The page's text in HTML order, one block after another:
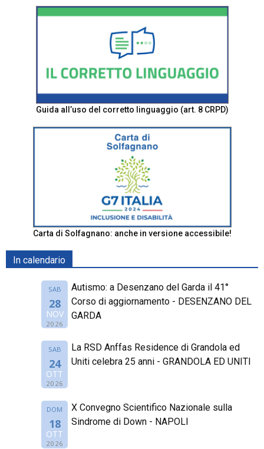
Guida all’uso del corretto linguaggio (art. 8 CRPD)
Carta di Solfagnano: anche in versione accessibile!
In calendario
SAB
28
NOV
2026
Autismo: a Desenzano del Garda il 41°
Corso di aggiornamento - DESENZANO DEL
GARDA
SAB
24
OTT
2026
La RSD Anffas Residence di Grandola ed
Uniti celebra 25 anni - GRANDOLA ED UNITI
DOM
18
OTT
2026
X Convegno Scientifico Nazionale sulla
Sindrome di Down - NAPOLI